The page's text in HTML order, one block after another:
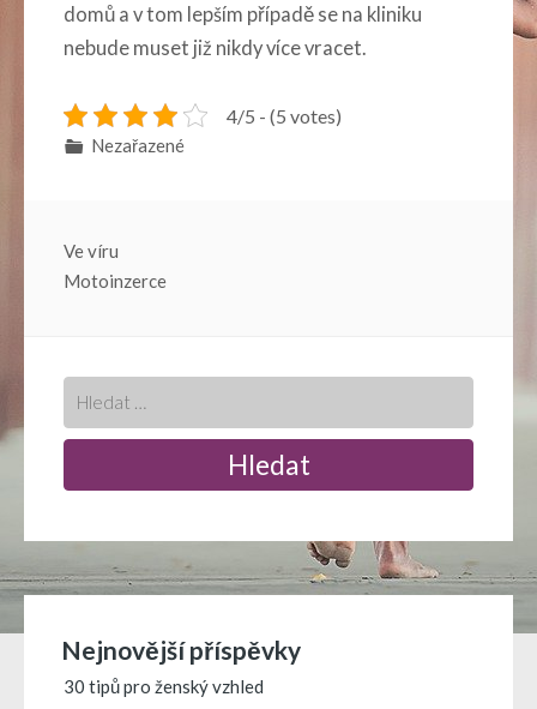
domů a v tom lepším případě se na kliniku
nebude muset již nikdy více vracet.
4/5 - (5 votes)
Nezařazené
Navigace
příspěvek
Ve víru
Motoinzerce
Nejnovější příspěvky
30 tipů pro ženský vzhled